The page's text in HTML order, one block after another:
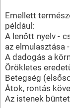
Emellett
például:
A lenőtt nyelv -
az elmulasztása
A dadogás a
Örökletes
Betegség
Átok, rontás
Az istenek